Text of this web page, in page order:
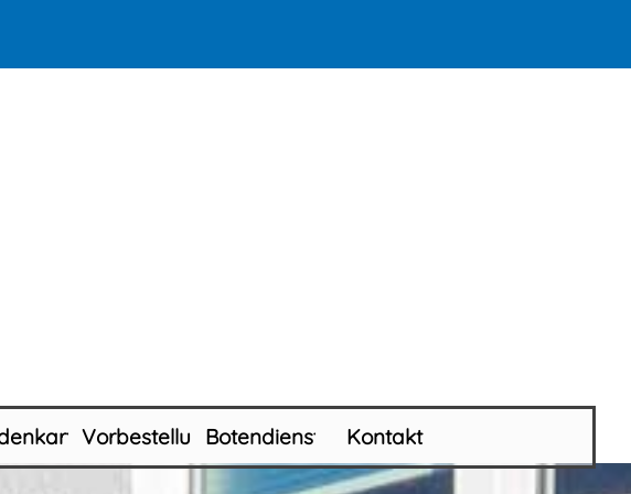
VorbestellungenBotendienst Kontakt